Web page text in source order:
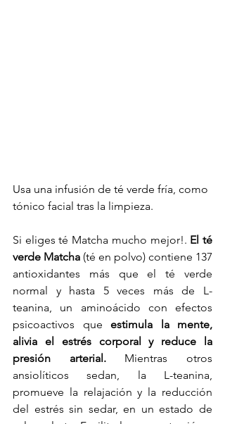
Usa una infusión de té verde fría, como
tónico facial tras la limpieza.
Si eliges té Matcha mucho mejor!. El té
verde Matcha (té en polvo) contiene 137
antioxidantes más que el té verde
normal y hasta 5 veces más de L-
teanina, un aminoácido con efectos
psicoactivos que estimula la mente,
alivia el estrés corporal y reduce la
presión arterial. Mientras otros
ansiolíticos sedan, la L-teanina,
promueve la relajación y la reducción
del estrés sin sedar, en un estado de